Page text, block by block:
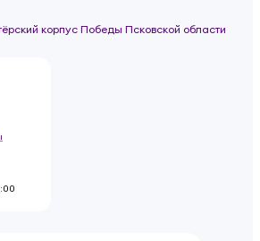
корпус Победы Псковской области